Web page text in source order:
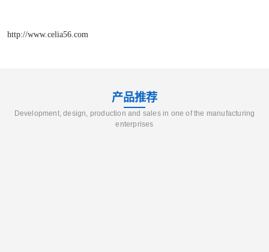
http://www.celia56.com
产品推荐
Development, design, production and sales in one of the manufacturing
enterprises